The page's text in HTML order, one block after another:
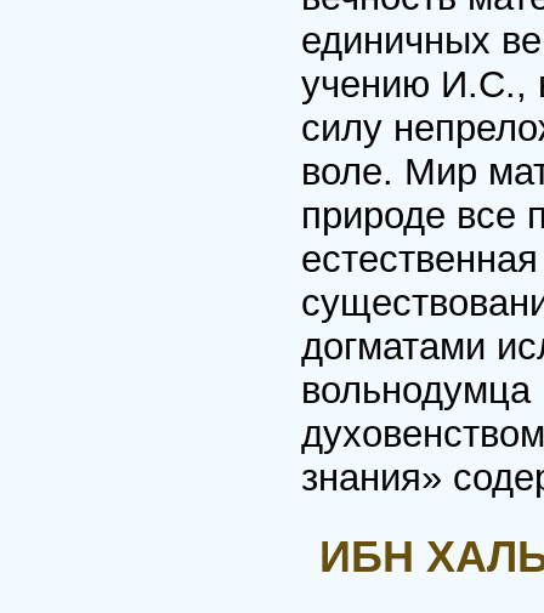
единичных
учению И.С.,
силу
воле. Мир
природе все
догматами
знания»
ИБН